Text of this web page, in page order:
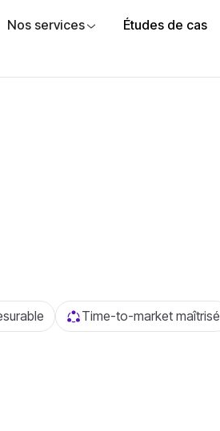
Nos services Études de cas
Time-to-market maîtrisé